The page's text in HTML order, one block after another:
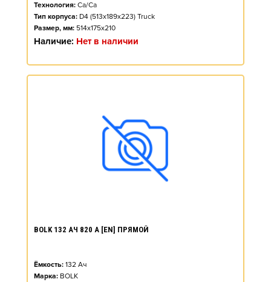
Технология: Ca/Ca
Тип корпуса: D4 (513x189x223) Truck
Размер, мм: 514x175x210
Наличие: Нет в наличии
BOLK 132 АЧ 820 А [EN] ПРЯМОЙ
Ёмкость: 132 Ач
Марка: BOLK